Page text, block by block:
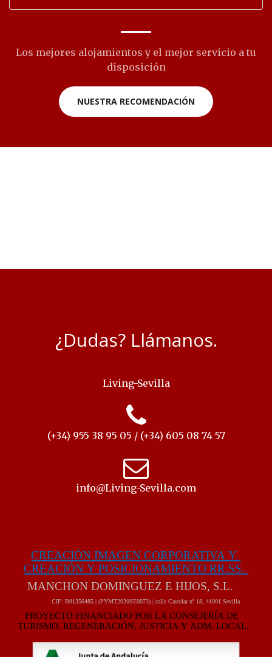
Los mejores alojamientos y el mejor servicio a tu
disposición
NUESTRA RECOMENDACIÓN
¿Dudas? Llámanos.
Living-Sevilla
(+34) 955 38 95 05 / (+34) 605 08 74 57
info@Living-Sevilla.com